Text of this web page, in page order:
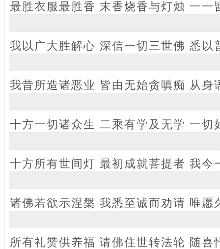
最胜衣服最胜香 末香烧香与灯烛 一一
我以广大胜解心 深信一切三世佛 悉以
我昔所造诸恶业 皆由无始贪嗔痴 从身
十方一切诸众生 二乘有学及无学 一切
十方所有世间灯 最初成就菩提者 我今
诸佛若欲示涅槃 我悉至诚而劝请 唯愿
所有礼赞供养福 请佛住世转法轮 随